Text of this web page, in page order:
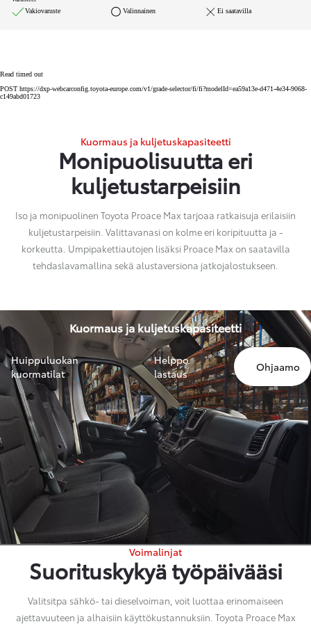
Vakiovaruste
Valinnainen Ei saatavilla
Read timed out
POST https://dxp-webcarconfig.toyota-europe.com/v1/grade-selector/fi/fi?modelId=ea59a13e-d471-4e34-9068-
c149abd01723
Kuormaus ja kuljetuskapasiteetti
Monipuolisuutta eri
kuljetustarpeisiin
Iso ja monipuolinen Toyota Proace Max tarjoaa ratkaisuja erilaisiin
kuljetustarpeisiin. Valittavanasi on kolme eri koripituutta ja -
korkeutta. Umpipakettiautojen lisäksi Proace Max on saatavilla
tehdaslavamallina sekä alustaversiona jatkojalostukseen.
Kuormaus ja kuljetuskapasiteetti
Huippuluokan
kuormatilat
Helppo
lastaus
Ohjaamo
Voimalinjat
Suorituskykyä työpäivääsi
Valitsitpa sähkö- tai dieselvoiman, voit luottaa erinomaiseen
ajettavuuteen ja alhaisiin käyttökustannuksiin. Toyota Proace Max